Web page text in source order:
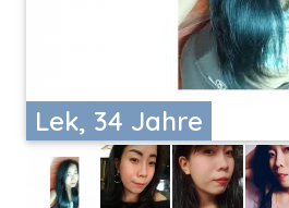
Lek, 34 Jahre